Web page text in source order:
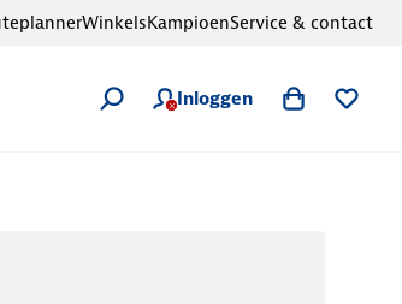
Inloggen
WinkelsKampioenService & contact